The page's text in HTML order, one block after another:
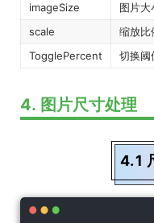
imageSize
图片大
scale
缩放比
TogglePercent
切换阈
4. 图片尺寸处理
4.1